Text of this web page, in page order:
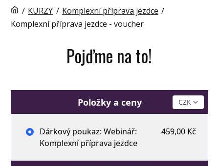
/ KURZY / Komplexní příprava jezdce /
Komplexní příprava jezdce - voucher
Pojďme na to!
Položky a ceny
Dárkový poukaz: Webinář:
Komplexní příprava jezdce
459,00 Kč